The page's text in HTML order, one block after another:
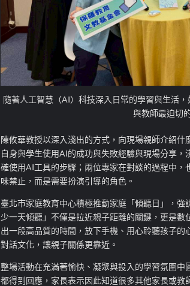
隨著人工智慧（AI）科技深入日常的學習與生活
與教師最迫切
陳攸華教授以深入淺出的方式，向現場親師介紹
自身與學生使用AI的成功與失敗經驗與現場分享
確使用AI工具的步驟；兩位專家在對談的過程中
味禁止，而是需要扮演引導的角色。
臺北市家庭教育中心積極推動家庭「傾聽日」，
少一天傾聽」不僅是拉近親子距離的關鍵，更是
出一段高品質的時間，放下手機、用心聆聽孩子
對話文化，讓親子關係更靠近。
整場活動在充滿著愉快、凝聚與投入的學習氛圍
都得到回應，家長表示因此知道很多其他家長或教